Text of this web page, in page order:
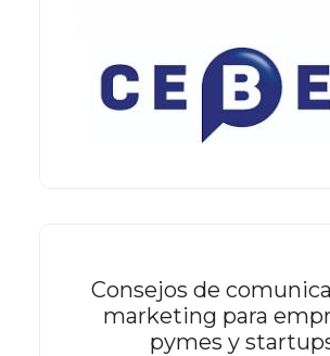
Consejos de
marketing para
pymes y